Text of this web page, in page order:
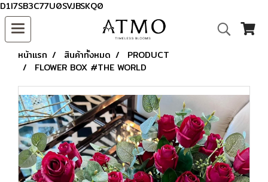
D1I7SB3C77U0SVJBSKQ0
หน้าแรก สินค้าทั้งหมด
PRODUCT
FLOWER BOX #THE WORLD